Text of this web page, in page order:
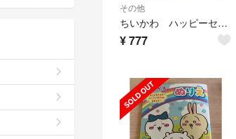
その他
ちいかわ ハッピーセット ちいかわのメモセット
¥777